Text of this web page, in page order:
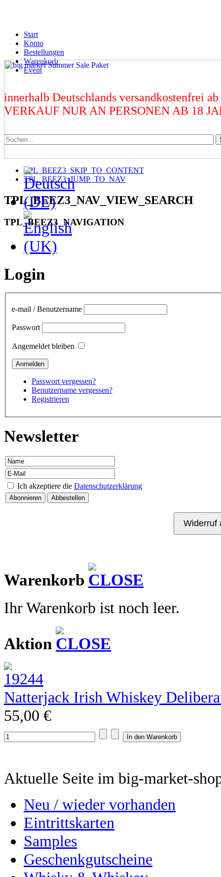
Start
Konto
Bestellungen
Warenkorb
Event
innerhalb Deutschlands versandkostenfrei
VERKAUF NUR AN PERSONEN AB 18
TPL_BEEZ3_SKIP_TO_CONTENT
TPL_BEEZ3_JUMP_TO_NAV
TPL_BEEZ3_NAV_VIEW_SEARCH
TPL_BEEZ3_NAVIGATION
Login
e-mail / Benutzername
Passwort
Angemeldet bleiben
Passwort vergessen?
Benutzername vergessen?
Registrieren
Newsletter
Ich akzeptiere die Datenschutzerklärung
Warenkorb
Ihr Warenkorb ist noch leer.
Aktion
Natterjack Irish Whiskey
55,00 €
Aktuelle Seite im big-market-
Neu / wieder vorhanden
Eintrittskarten
Samples
Geschenkgutscheine